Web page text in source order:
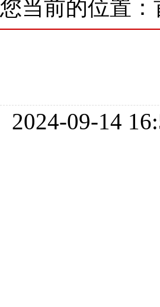
您当前的位置：
2024-09-14